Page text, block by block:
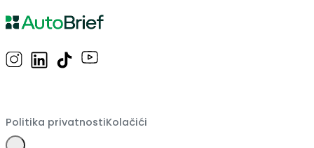
Politika privatnostiKolačići